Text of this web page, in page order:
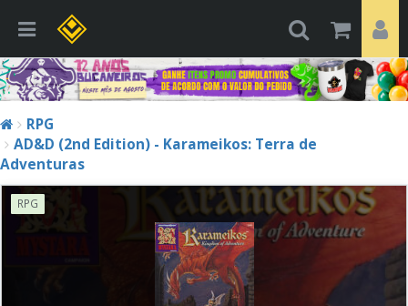
RPG
AD&D (2nd Edition) - Karameikos: Terra de
Adventuras
RPG